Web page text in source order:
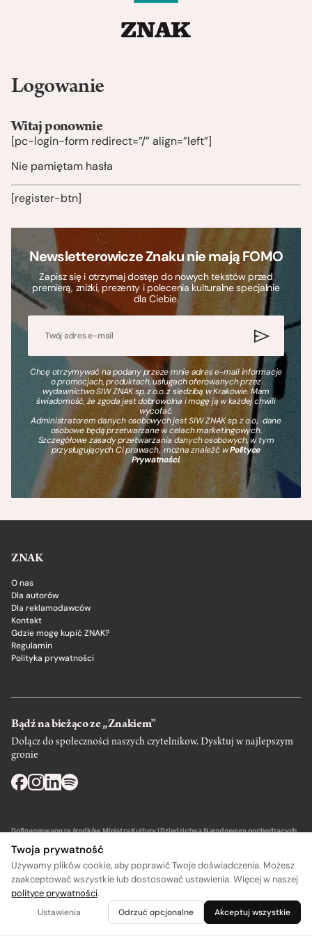
Logowanie
Witaj ponownie
[pc-login-form redirect=”/” align=”left”]
Nie pamiętam hasła
[register-btn]
Newsletterowicze Znaku nie mają FOMO
Zapisz się i otrzymaj dostęp do nowych tekstów przed
premierą, zniżki, prezenty i polecenia kulturalne specjalnie
dla Ciebie.
Chcę otrzymywać na podany przeze mnie adres e-mail informacje
o promocjach, produktach, usługach oferowanych przez
wydawnictwo SIW ZNAK sp. z o.o. z siedzibą w Krakowie. Mam
świadomość, że zgoda jest dobrowolna i mogę ją w każdej chwili
wycofać.
Administratorem danych osobowych jest SIW ZNAK sp. z o.o., dane
osobowe będą przetwarzane w celach marketingowych.
Szczegółowe zasady przetwarzania danych osobowych, w tym
przysługujących Ci prawach, można znaleźć wPolityce
Prywatności.
ZNAK
O nas
Dla autorów
Dla reklamodawców
Kontakt
Gdzie mogę kupić ZNAK?
Regulamin
Polityka prywatności
Bądź na bieżąco ze „Znakiem”
Dołącz do społeczności naszych czytelnikow. Dysktuj w najlepszym
gronie
Dofinansowano ze środków Ministra Kultury i Dziedzictwa Narodowego pochodzących
Wydawca: SIW Znak w Krakowie
Twoja prywatność
Używamy plików cookie, aby poprawić Twoje doświadczenia. Możesz
zaakceptować wszystkie lub dostosować ustawienia. Więcej w naszej
polityce prywatności.
Ustawienia Odrzuć opcjonalne Akceptuj wszystkie